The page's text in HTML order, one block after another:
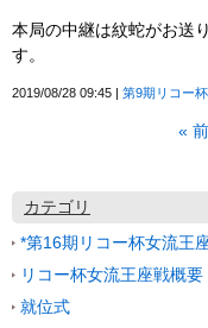
本局の中継は紋蛇がお送
す。
2019/08/28 09:45 第9期リコー
«
カテゴリ
*第16期リコー杯女流王
リコー杯女流王座戦概要
就位式